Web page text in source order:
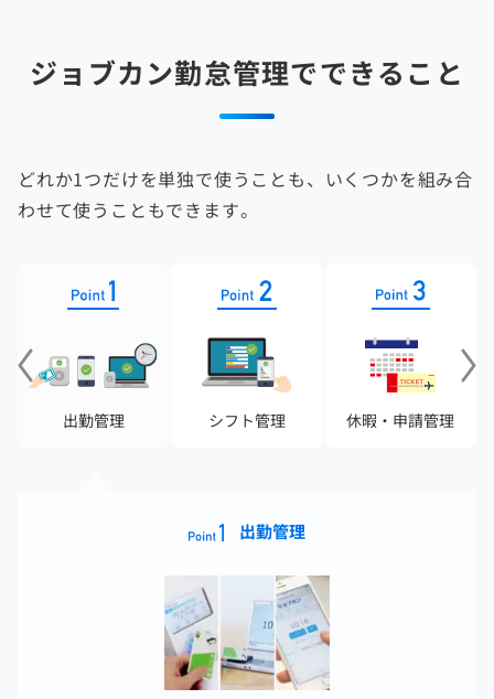
ジョブカン勤怠管理でできること
どれか1つだけを単独で使うことも、いくつかを組み合
わせて使うこともできます。
出勤管理 シフト管理 休暇・申請管理
出勤管理
シフト管理
休暇・申請管理